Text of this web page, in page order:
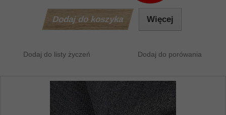
Dodaj do koszyka Więcej
Dodaj do listy życzeń Dodaj do porówania